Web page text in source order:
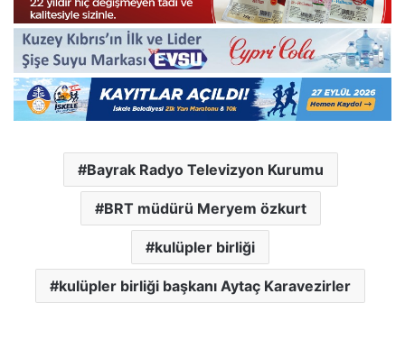
Bayrak Radyo Televizyon Kurumu
BRT müdürü Meryem özkurt
kulüpler birliği
kulüpler birliği başkanı Aytaç Karavezirler